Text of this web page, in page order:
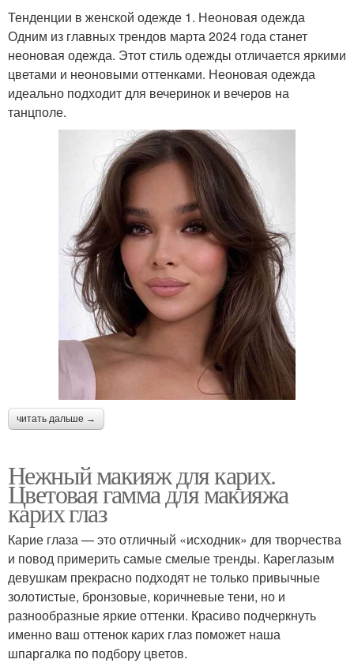
Тенденции в женской одежде 1. Неоновая одежда
Одним из главных трендов марта 2024 года станет
неоновая одежда. Этот стиль одежды отличается яркими
цветами и неоновыми оттенками. Неоновая одежда
идеально подходит для вечеринок и вечеров на
танцполе.
читать дальше →
Нежный макияж для карих.
Цветовая гамма для макияжа
карих глаз
Карие глаза — это отличный «исходник» для творчества
и повод примерить самые смелые тренды. Кареглазым
девушкам прекрасно подходят не только привычные
золотистые, бронзовые, коричневые тени, но и
разнообразные яркие оттенки. Красиво подчеркнуть
именно ваш оттенок карих глаз поможет наша
шпаргалка по подбору цветов.